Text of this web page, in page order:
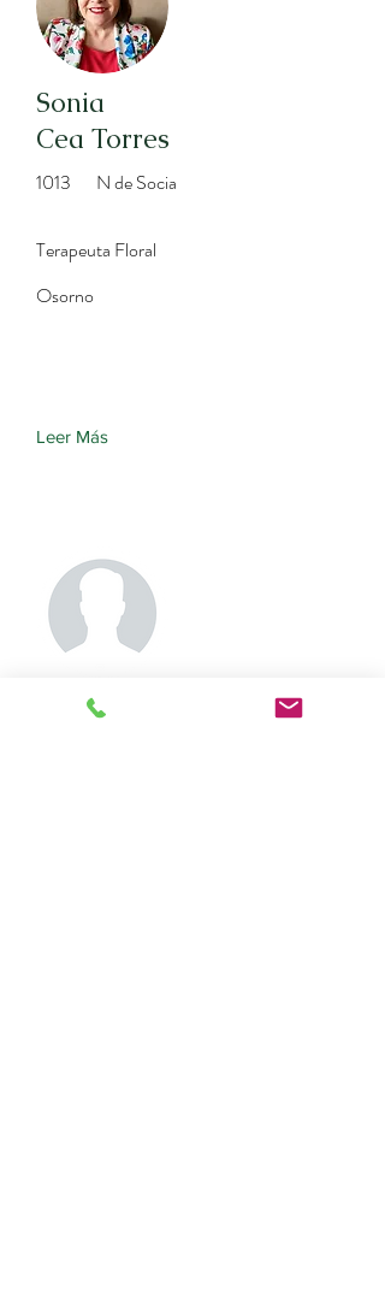
Sonia
Cea Torres
1013 N de Socia
Terapeuta Floral
Osorno
Leer Más
Carolina